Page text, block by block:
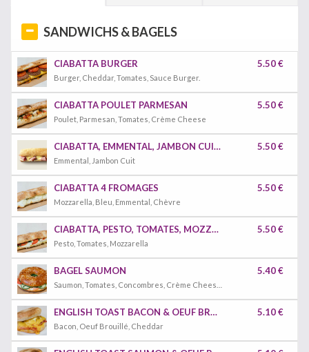
SANDWICHS & BAGELS
CIABATTA BURGER
Burger, Cheddar, Tomates, Sauce Burger.
5.50 €
CIABATTA POULET PARMESAN
Poulet, Parmesan, Tomates, Crème Cheese
5.50 €
CIABATTA, EMMENTAL, JAMBON CUIT SUPÉRIEUR.
Emmental, Jambon Cuit
5.50 €
CIABATTA 4 FROMAGES
Mozzarella, Bleu, Emmental, Chèvre
5.50 €
CIABATTA, PESTO, TOMATES, MOZZARELLA.
Pesto, Tomates, Mozzarella
5.50 €
BAGEL SAUMON 5.40 €
ENGLISH TOAST BACON & OEUF BROUILLÉ
Bacon, Oeuf Brouillé, Cheddar
5.10 €